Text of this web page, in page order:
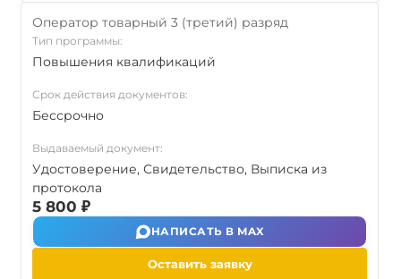
Оператор товарный 3 (третий) разряд
Тип программы:
Повышения квалификаций
Срок действия документов:
Бессрочно
Выдаваемый документ:
Удостоверение, Свидетельство, Выписка из
протокола
5 800 ₽
НАПИСАТЬ В MAX
Оставить заявку